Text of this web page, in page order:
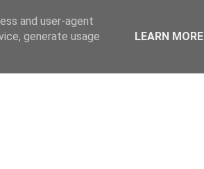
and user-agent
generate usage
LEARN MORE